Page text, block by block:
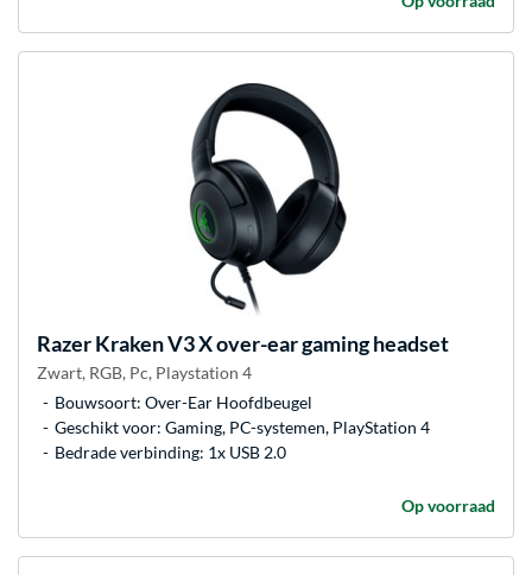
RazerKraken V3 X over-ear gaming headset
Zwart, RGB, Pc, Playstation 4
Bouwsoort: Over-Ear Hoofdbeugel
Geschikt voor: Gaming, PC-systemen, PlayStation 4
Bedrade verbinding: 1x USB 2.0
Op voorraad